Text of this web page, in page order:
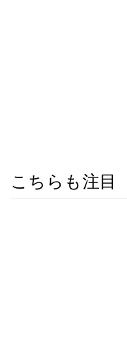
こちらも注目